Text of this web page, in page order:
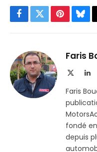
Facebook
TwitterPinterest
Faris
Faris
fondé
depuis